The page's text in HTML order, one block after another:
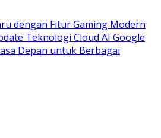
dengan Fitur Gaming Modern
Teknologi Cloud AI Google
Depan untuk Berbagai